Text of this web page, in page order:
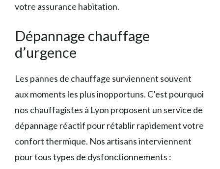
votre assurance habitation.
Dépannage chauffage
d’urgence
Les pannes de chauffage surviennent souvent
aux moments les plus inopportuns. C’est pourquoi
nos chauffagistes à Lyon proposent un service de
dépannage réactif pour rétablir rapidement votre
confort thermique. Nos artisans interviennent
pour tous types de dysfonctionnements :